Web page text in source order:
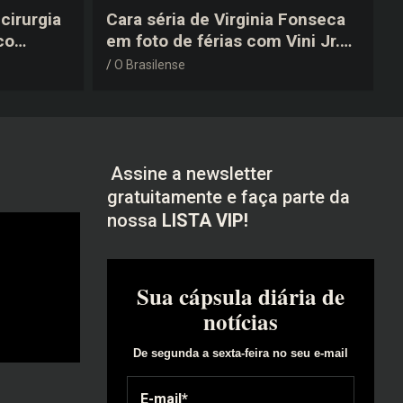
a
Cara séria de Virginia Fonseca
em foto de férias com Vini Jr.
vira piada na web: “Não
O Brasilense
Assine a newsletter
gratuitamente e faça parte da
nossa LISTA VIP!
Sua cápsula diária de
notícias
De segunda a sexta-feira no seu e-mail